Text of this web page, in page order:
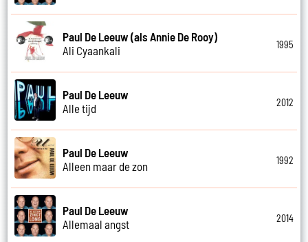
Paul De Leeuw (als Annie De Rooy)
Ali Cyaankali
1995
Paul De Leeuw
Alle tijd
2012
Paul De Leeuw
Alleen maar de zon
1992
Paul De Leeuw
Allemaal angst
2014